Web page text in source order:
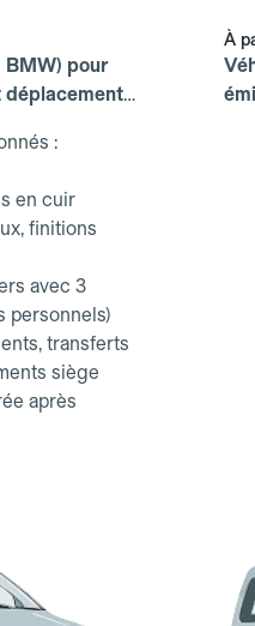
BMW) pour
déplacements
:
en cuir
finitions
avec 3
personnels)
transferts
siège
après
À